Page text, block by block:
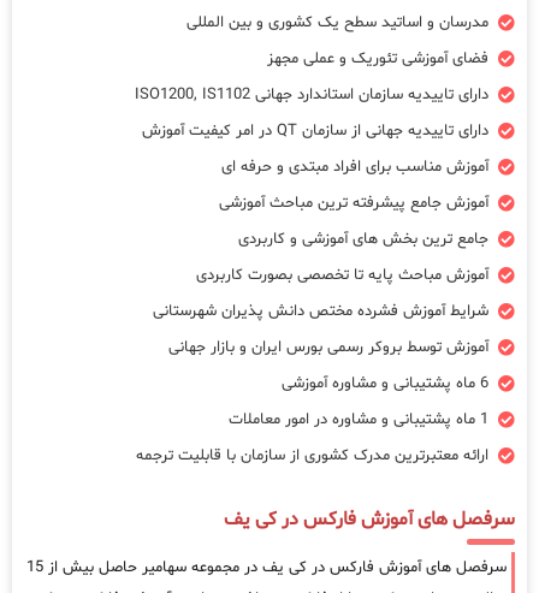
مدرسان و اساتید سطح یک کشوری و بین المللی
فضای آموزشی تئوریک و عملی مجهز
دارای تاییدیه سازمان استاندارد جهانی ISO1200, IS1102
دارای تاییدیه جهانی از سازمان QT در امر کیفیت آموزش
آموزش مناسب برای افراد مبتدی و حرفه ای
آموزش جامع پیشرفته ترین مباحث آموزشی
جامع ترین بخش های آموزشی و کاربردی
آموزش مباحث پایه تا تخصصی بصورت کاربردی
شرایط آموزش فشرده مختص دانش پذیران شهرستانی
آموزش توسط بروکر رسمی بورس ایران و بازار جهانی
6 ماه پشتیبانی و مشاوره آموزشی
1 ماه پشتیبانی و مشاوره در امور معاملات
ارائه معتبرترین مدرک کشوری از سازمان با قابلیت ترجمه
سرفصل های آموزش فارکس در کی یف
سرفصل های آموزش فارکس در کی یف در مجموعه سهامیر حاصل بیش از 15